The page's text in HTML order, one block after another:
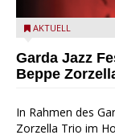
Beppe Zorzella
AKTUELL
Garda Jazz
Beppe
In Rahmen des
Zorzella Trio im